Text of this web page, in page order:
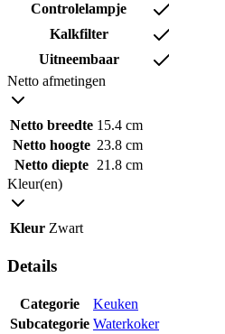
Controlelampje
Kalkfilter
Uitneembaar
Netto afmetingen
Netto breedte 15.4 cm
Netto hoogte 23.8 cm
Netto diepte 21.8 cm
Kleur(en)
Kleur Zwart
Details
Categorie
Keuken
Subcategorie Waterkoker